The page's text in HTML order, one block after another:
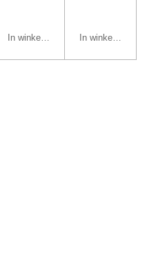
In winkelwagen In winkelwagen